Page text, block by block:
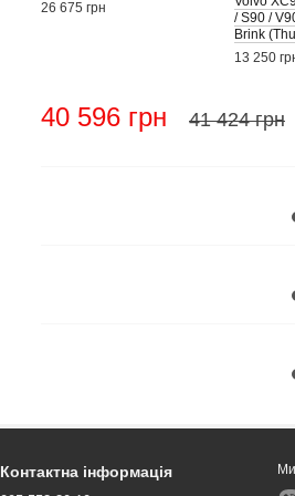
26 675 грн
/ S90 /
Brink
13 250
40 596 грн 41 424 грн
Контактна інформація